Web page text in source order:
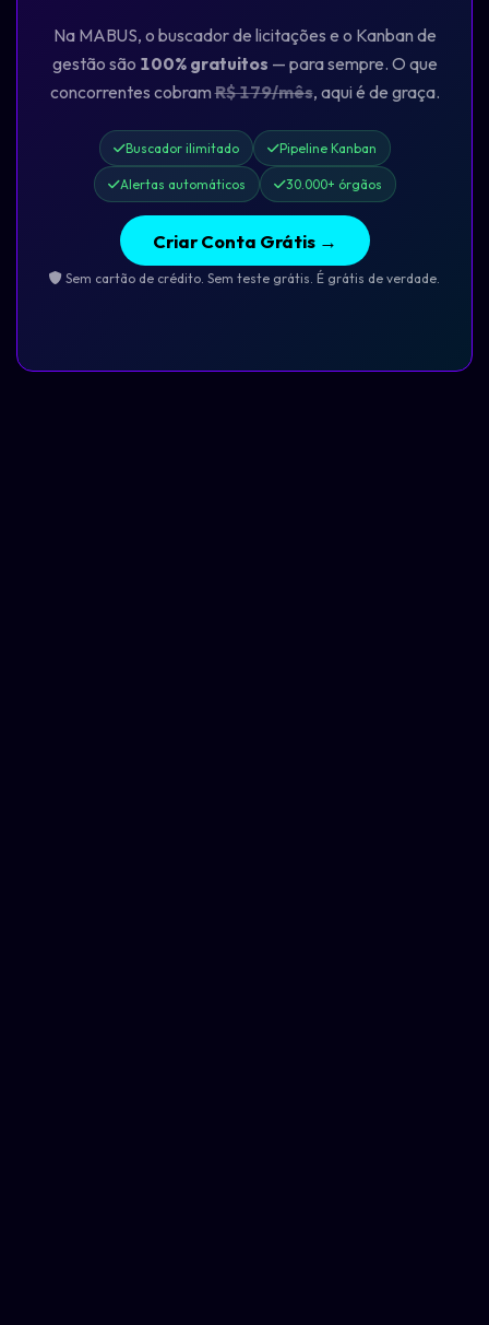
Na MABUS, o buscador de licitações e o Kanban de
gestão são 100% gratuitos — para sempre. O que
concorrentes cobramR$ 179/mês, aqui é de graça.
Buscador ilimitado Pipeline Kanban
Alertas automáticos 30.000+ órgãos
Criar Conta Grátis →
Sem cartão de crédito. Sem teste grátis. É grátis de verdade.